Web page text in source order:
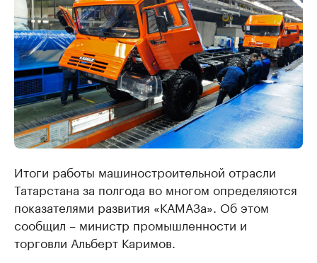
Итоги работы машиностроительной отрасли
Татарстана за полгода во многом определяются
показателями развития «КАМАЗа». Об этом
сообщил – министр промышленности и
торговли Альберт Каримов.